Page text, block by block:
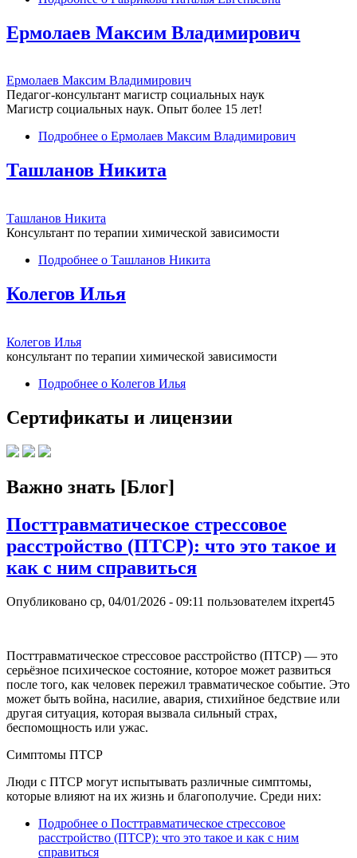
Ермолаев Максим Владимирович
Ермолаев Максим Владимирович
Педагог-консультант магистр социальных наук
Магистр социальных наук. Опыт более 15 лет!
Подробнее о Ермолаев Максим Владимирович
Ташланов Никита
Ташланов Никита
Консультант по терапии химической зависимости
Подробнее о Ташланов Никита
Колегов Илья
Колегов Илья
консультант по терапии химической зависимости
Подробнее о Колегов Илья
Сертификаты и лицензии
Важно знать [Блог]
Посттравматическое стрессовое
расстройство (ПТСР): что это такое и
как с ним справиться
Опубликовано ср, 04/01/2026 - 09:11 пользователем itxpert45
Посттравматическое стрессовое расстройство (ПТСР) — это
серьёзное психическое состояние, которое может развиться
после того, как человек пережил травматическое событие. Это
может быть война, насилие, авария, стихийное бедствие или
другая ситуация, которая вызвала сильный страх,
беспомощность или ужас.
Симптомы ПТСР
Люди с ПТСР могут испытывать различные симптомы,
которые влияют на их жизнь и благополучие. Среди них:
Подробнее о Посттравматическое стрессовое
расстройство (ПТСР): что это такое и как с ним
справиться